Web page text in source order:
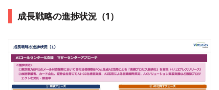
成長戦略の進捗状況（1）